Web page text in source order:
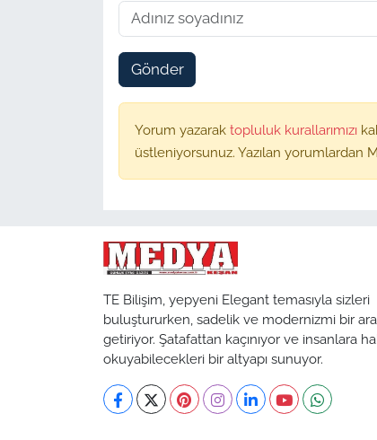
Gönder
Yorum yazarak topluluk kurallarımızı
üstleniyorsunuz. Yazılan yorumlardan
TE Bilişim, yepyeni Elegant temasıyla sizleri
buluştururken, sadelik ve modernizmi bir
getiriyor. Şatafattan kaçınıyor ve insanlara
okuyabilecekleri bir altyapı sunuyor.